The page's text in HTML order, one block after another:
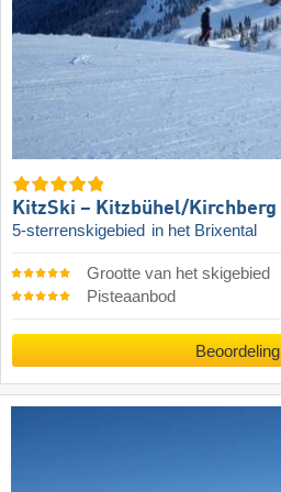
KitzSki – Kitzbühel/​Kirchberg
5-sterrenskigebied in het Brixental
Grootte van het skigebied
Pisteaanbod
Beoordeling